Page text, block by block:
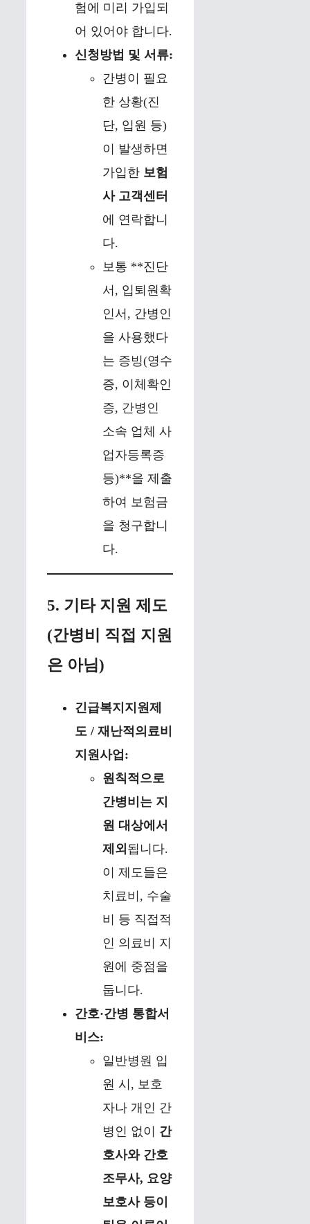
험에 미리 가입되
어 있어야 합니다.
신청방법 및 서류:
간병이 필요
한 상황(진
단, 입원 등)
이 발생하면
가입한 보험
사 고객센터
에 연락합니
다.
보통 **진단
서, 입퇴원확
인서, 간병인
을 사용했다
는 증빙(영수
증, 이체확인
증, 간병인
소속 업체 사
업자등록증
등)**을 제출
하여 보험금
을 청구합니
다.
5. 기타 지원 제도
(간병비 직접 지원
은 아님)
긴급복지지원제
도 / 재난적의료비
지원사업:
원칙적으로
간병비는 지
원 대상에서
제외 됩니다.
이 제도들은
치료비, 수술
비 등 직접적
인 의료비 지
원에 중점을
둡니다.
간호·간병 통합서
비스:
일반병원 입
원 시, 보호
자나 개인 간
병인 없이 간
호사와 간호
조무사, 요양
보호사 등이